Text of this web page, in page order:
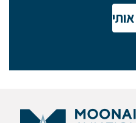
לפה,
ונחזור אליכם.